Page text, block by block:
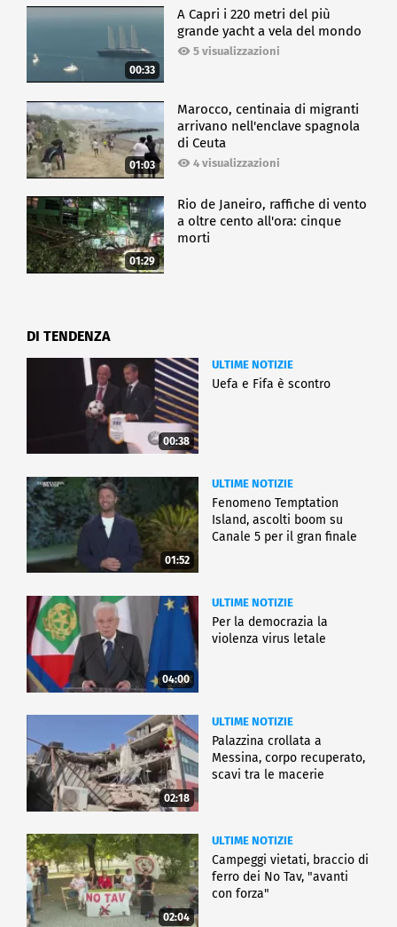
00:33
A Capri i 220 metri del più
grande yacht a vela del mondo
5 visualizzazioni
01:03
Marocco, centinaia di migranti
arrivano nell'enclave spagnola
di Ceuta
4 visualizzazioni
01:29
Rio de Janeiro, raffiche di vento
a oltre cento all'ora: cinque
morti
DI TENDENZA
00:38
ULTIME NOTIZIE
Uefa e Fifa è scontro
01:52
ULTIME NOTIZIE
Fenomeno Temptation
Island, ascolti boom su
Canale 5 per il gran finale
04:00
ULTIME NOTIZIE
Per la democrazia la
violenza virus letale
02:18
ULTIME NOTIZIE
Palazzina crollata a
Messina, corpo recuperato,
scavi tra le macerie
02:04
ULTIME NOTIZIE
Campeggi vietati, braccio di
ferro dei No Tav, "avanti
con forza"